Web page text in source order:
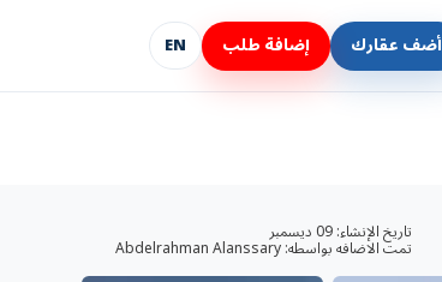
أضف عقارك إضافة طلب EN
تاريخ الإنشاء: 09 ديسمبر
تمت الاضافه بواسطه: Abdelrahman Alanssary